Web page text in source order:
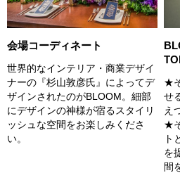
会場コーディネート
世界的なインテリア・商業デザイ
ナーの『杉山敦彦氏』によってデ
ザインされたのがBLOOM。細部
にデザインの神様が宿るスタイリ
ッシュな空間をお楽しみくださ
い。
★
せ
え
★
ト
を
間